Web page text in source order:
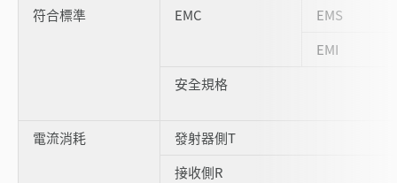
符合標準 EMC
EMS
EMI
安全規格
電流消耗
發射器側T
接收側R